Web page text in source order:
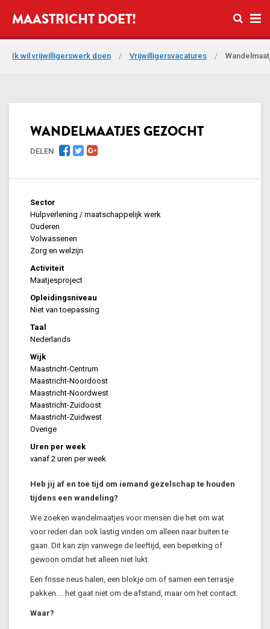
Open
MAASTRICHT DOET!
Ik wil vrijwilligerswerk doen / Vrijwilligersvacatures /
WANDELMAATJES GEZOCHT
DELEN
Sector
Hulpverlening / maatschappelijk werk
Ouderen
Volwassenen
Zorg en welzijn
Activiteit
Maatjesproject
Opleidingsniveau
Niet van toepassing
Taal
Nederlands
Wijk
Maastricht-Centrum
Maastricht-Noordoost
Maastricht-Noordwest
Maastricht-Zuidoost
Maastricht-Zuidwest
Overige
Uren per week
vanaf 2 uren per week
Heb jij af en toe tijd om iemand gezelschap te houden
tijdens een wandeling?
We zoeken wandelmaatjes voor mensen die het om wat
voor reden dan ook lastig vinden om alleen naar buiten te
gaan. Dit kan zijn vanwege de leeftijd, een beperking of
gewoon omdat het alleen niet lukt.
Een frisse neus halen, een blokje om of samen een terrasje
pakken.... het gaat niet om de afstand, maar om het contact.
Waar?